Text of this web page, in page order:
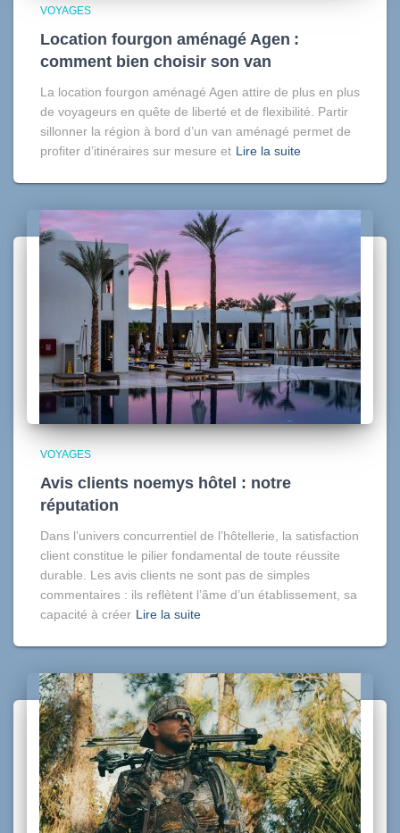
VOYAGES
Location fourgon aménagé Agen :
comment bien choisir son van
La location fourgon aménagé Agen attire de plus en plus
de voyageurs en quête de liberté et de flexibilité. Partir
sillonner la région à bord d’un van aménagé permet de
profiter d’itinéraires sur mesure et Lire la suite
VOYAGES
Avis clients noemys hôtel : notre
réputation
Dans l’univers concurrentiel de l’hôtellerie, la satisfaction
client constitue le pilier fondamental de toute réussite
durable. Les avis clients ne sont pas de simples
commentaires : ils reflètent l’âme d’un établissement, sa
capacité à créer Lire la suite